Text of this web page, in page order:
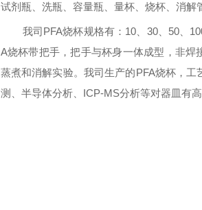
试剂瓶、洗瓶、容量瓶、量杯、烧杯、消解
我司PFA烧杯规格有：10、30、50、
A烧杯带把手，把手与杯身一体成型，非
蒸煮和消解实验。我司生产的PFA烧杯，
测、半导体分析、ICP-MS分析等对器皿有高